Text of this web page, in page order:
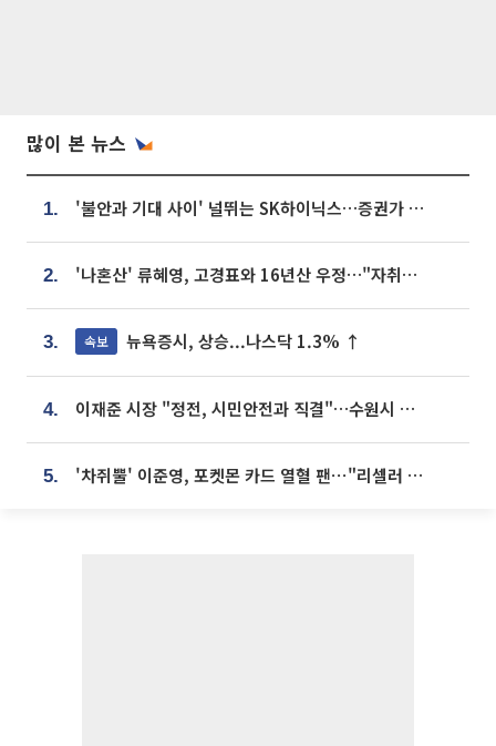
많이 본 뉴스
1. '불안과 기대 사이' 널뛰는 SK하이닉스…증권가 "HBM4·LTA 기반 펀터멘털 견고"
2. '나혼산' 류혜영, 고경표와 16년산 우정…"자취방서 부모님과 마주쳐"
3. 속보 뉴욕증시, 상승...나스닥 1.3% ↑
4. 이재준 시장 "정전, 시민안전과 직결"…수원시 비상대응체계 가동
5. '차쥐뿔' 이준영, 포켓몬 카드 열혈 팬⋯"리셀러 처단할 것"